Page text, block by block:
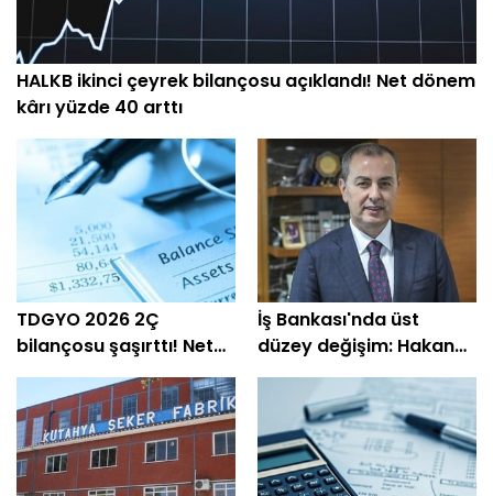
HALKB ikinci çeyrek bilançosu açıklandı! Net dönem
kârı yüzde 40 arttı
TDGYO 2026 2Ç
bilançosu şaşırttı! Net
kâr yüzde 105 bin arttı
İş Bankası'nda üst
düzey değişim: Hakan
Aran görevini
devrediyor